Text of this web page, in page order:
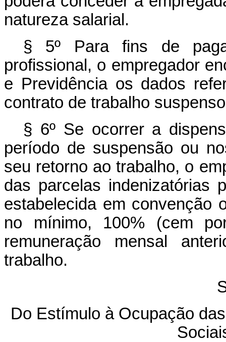
natureza salarial.
§ 5º Para fins de
profissional, o empregador
e Previdência os dados
contrato de trabalho
§ 6º Se ocorrer a
período de suspensão ou
seu retorno ao trabalho, o
das parcelas indenizatórias
estabelecida em convenção
no mínimo, 100% (cem
remuneração mensal
trabalho.
Do Estímulo à Ocupação